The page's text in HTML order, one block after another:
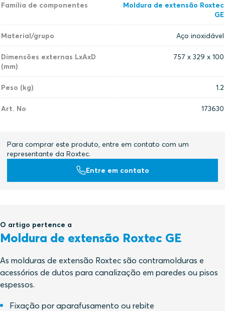
Família de componentes
Moldura de extensão Roxtec
GE
Material/grupo Aço inoxidável
Dimensões externas LxAxD
(mm)
757 x 329 x 100
Peso (kg) 1.2
Art. No 173630
Para comprar este produto, entre em contato com um
representante da Roxtec.
Entre em contato
O artigo pertence a
Moldura de extensão Roxtec GE
As molduras de extensão Roxtec são contramolduras e
acessórios de dutos para canalização em paredes ou pisos
espessos.
Fixação por aparafusamento ou rebite